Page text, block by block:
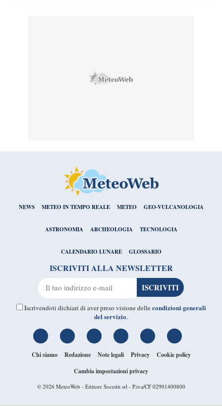
NEWS METEO IN TEMPO REALE METEO GEO-VULCANOLOGIA
ASTRONOMIA ARCHEOLOGIA TECNOLOGIA
CALENDARIO LUNARE GLOSSARIO
ISCRIVITI ALLA NEWSLETTER
Iscrivendoti dichiari di aver preso visione dellecondizioni generali
del servizio.
Chi siamo Redazione Note legali Privacy
Cookie policy
Cambia impostazioni privacy
© 2026 MeteoWeb - Editore Socedit srl - P.iva/CF 02901400800